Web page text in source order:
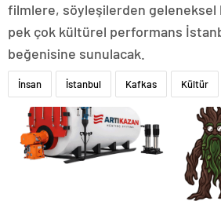
filmlere, söyleşilerden geleneksel
pek çok kültürel performans
beğenisine sunulacak.
İnsan İstanbul Kafkas Kültür